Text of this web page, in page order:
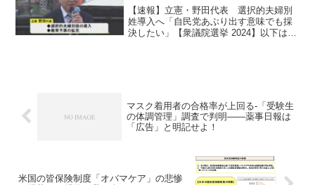
【速報】立憲・野田代表 選択的夫婦別
姓導入へ「自民党あぶり出す意味でも採
決したい」【衆議院選挙 2024】以下は、
マスク着用者の合格率が上回る‐「受験生
の体調管理」調査で判明――薬事日報は
「広告」と明記せよ！
米国の皆保険制度「オバマケア」の悲惨